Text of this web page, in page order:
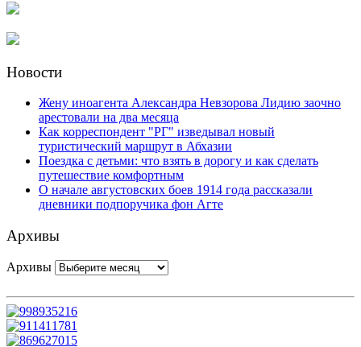
Новости
Жену иноагента Александра Невзорова Лидию заочно
арестовали на два месяца
Как корреспондент "РГ" изведывал новый
туристический маршрут в Абхазии
Поездка с детьми: что взять в дорогу и как сделать
путешествие комфортным
О начале августовских боев 1914 года рассказали
дневники подпоручика фон Агте
Архивы
Архивы